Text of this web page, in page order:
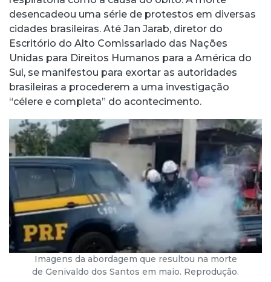
desencadeou uma série de protestos em diversas
cidades brasileiras. Até Jan Jarab, diretor do
Escritório do Alto Comissariado das Nações
Unidas para Direitos Humanos para a América do
Sul, se manifestou para exortar as autoridades
brasileiras a procederem a uma investigação
“célere e completa” do acontecimento.
Imagens da abordagem que resultou na morte
de Genivaldo dos Santos em maio. Reprodução.